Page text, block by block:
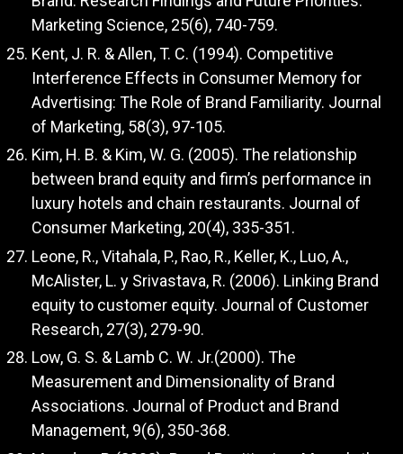
Marketing Science, 25(6), 740-759.
Kent, J. R. & Allen, T. C. (1994). Competitive
Interference Effects in Consumer Memory for
Advertising: The Role of Brand Familiarity. Journal
of Marketing, 58(3), 97-105.
Kim, H. B. & Kim, W. G. (2005). The relationship
between brand equity and firm’s performance in
luxury hotels and chain restaurants. Journal of
Consumer Marketing, 20(4), 335-351.
Leone, R., Vitahala, P., Rao, R., Keller, K., Luo, A.,
McAlister, L. y Srivastava, R. (2006). Linking Brand
equity to customer equity. Journal of Customer
Research, 27(3), 279-90.
Low, G. S. & Lamb C. W. Jr.(2000). The
Measurement and Dimensionality of Brand
Associations. Journal of Product and Brand
Management, 9(6), 350-368.